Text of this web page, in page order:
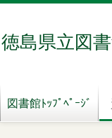
徳島県立図
図書館ﾄｯﾌﾟﾍﾟｰｼﾞ